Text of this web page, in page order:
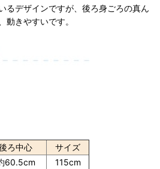
るデザインですが、後ろ身ごろの真ん
動きやすいです。
ろ中心
サイズ
60.5cm 115cm